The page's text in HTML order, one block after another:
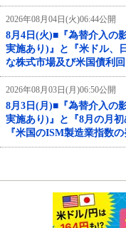
2026年08月04日(火)06:44公開
8月4日(火)■『為替介入の
実施あり)』と『米ドル、
な株式市場及び米国債利
2026年08月03日(月)06:50公開
8月3日(月)■『為替介入の
実施あり)』と『8月の月
『米国のISM製造業指数